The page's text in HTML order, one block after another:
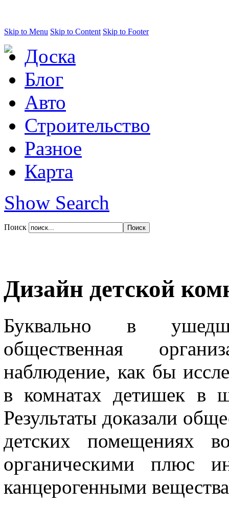
Skip to Menu Skip to Content Skip to Footer
Доска
Блог
Авто
Строительство
Разное
Карта
Show Search
Поиск
Дизайн детской
Буквально в
общественная
наблюдение, как бы
в комнатах детишек в
Результаты доказали
детских помещениях
органическими плюс
канцерогенными